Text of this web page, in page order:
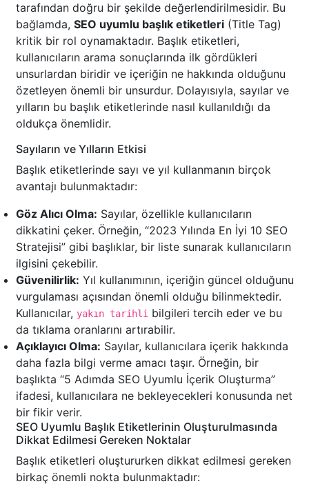
tarafından doğru bir şekilde değerlendirilmesidir. Bu
bağlamda, SEO uyumlu başlık etiketleri (Title Tag)
kritik bir rol oynamaktadır. Başlık etiketleri,
kullanıcıların arama sonuçlarında ilk gördükleri
unsurlardan biridir ve içeriğin ne hakkında olduğunu
özetleyen önemli bir unsurdur. Dolayısıyla, sayılar ve
yılların bu başlık etiketlerinde nasıl kullanıldığı da
oldukça önemlidir.
Sayıların ve Yılların Etkisi
Başlık etiketlerinde sayı ve yıl kullanmanın birçok
avantajı bulunmaktadır:
Göz Alıcı Olma: Sayılar, özellikle kullanıcıların
dikkatini çeker. Örneğin, “2023 Yılında En İyi 10 SEO
Stratejisi” gibi başlıklar, bir liste sunarak kullanıcıların
ilgisini çekebilir.
Güvenilirlik: Yıl kullanımının, içeriğin güncel olduğunu
vurgulaması açısından önemli olduğu bilinmektedir.
Kullanıcılar, yakın tarihli bilgileri tercih eder ve bu
da tıklama oranlarını artırabilir.
Açıklayıcı Olma: Sayılar, kullanıcılara içerik hakkında
daha fazla bilgi verme amacı taşır. Örneğin, bir
başlıkta “5 Adımda SEO Uyumlu İçerik Oluşturma”
ifadesi, kullanıcılara ne bekleyecekleri konusunda net
bir fikir verir.
SEO Uyumlu Başlık Etiketlerinin Oluşturulmasında
Dikkat Edilmesi Gereken Noktalar
Başlık etiketleri oluştururken dikkat edilmesi gereken
birkaç önemli nokta bulunmaktadır: